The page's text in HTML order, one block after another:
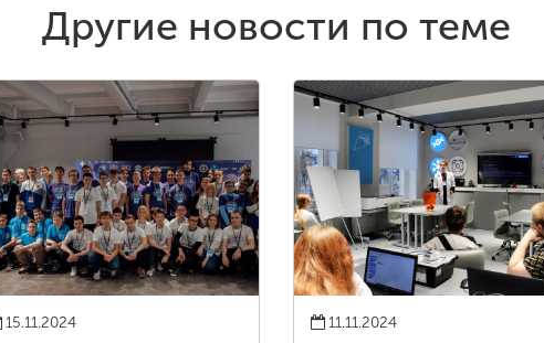
Другие новости по теме
15.11.2024 11.11.2024